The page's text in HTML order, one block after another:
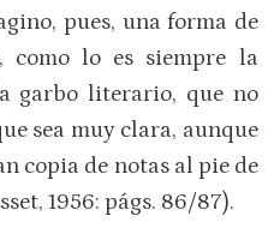
pues, una forma de
como lo es siempre la
garbo literario, que no
sea muy clara, aunque
copia de notas al pie de
1956: págs. 86/87).